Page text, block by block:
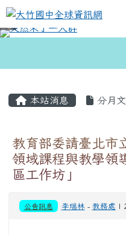
跳至主內容區
大竹國中全球資
本站消息 分月
教育部委請臺北市
領域課程與教學領
區工作坊」
公告訊息 李瑞林- 教務處 |